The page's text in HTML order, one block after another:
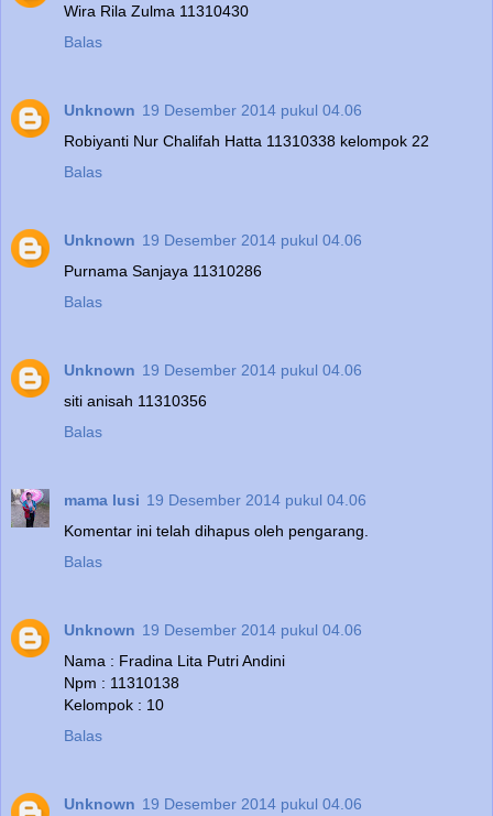
Wira Rila Zulma 11310430
Balas
Unknown 19 Desember 2014 pukul 04.06
Robiyanti Nur Chalifah Hatta 11310338 kelompok 22
Balas
Unknown 19 Desember 2014 pukul 04.06
Purnama Sanjaya 11310286
Balas
Unknown 19 Desember 2014 pukul 04.06
siti anisah 11310356
Balas
mama lusi 19 Desember 2014 pukul 04.06
Komentar ini telah dihapus oleh pengarang.
Balas
Unknown 19 Desember 2014 pukul 04.06
Nama : Fradina Lita Putri Andini
Npm : 11310138
Kelompok : 10
Balas
Unknown 19 Desember 2014 pukul 04.06